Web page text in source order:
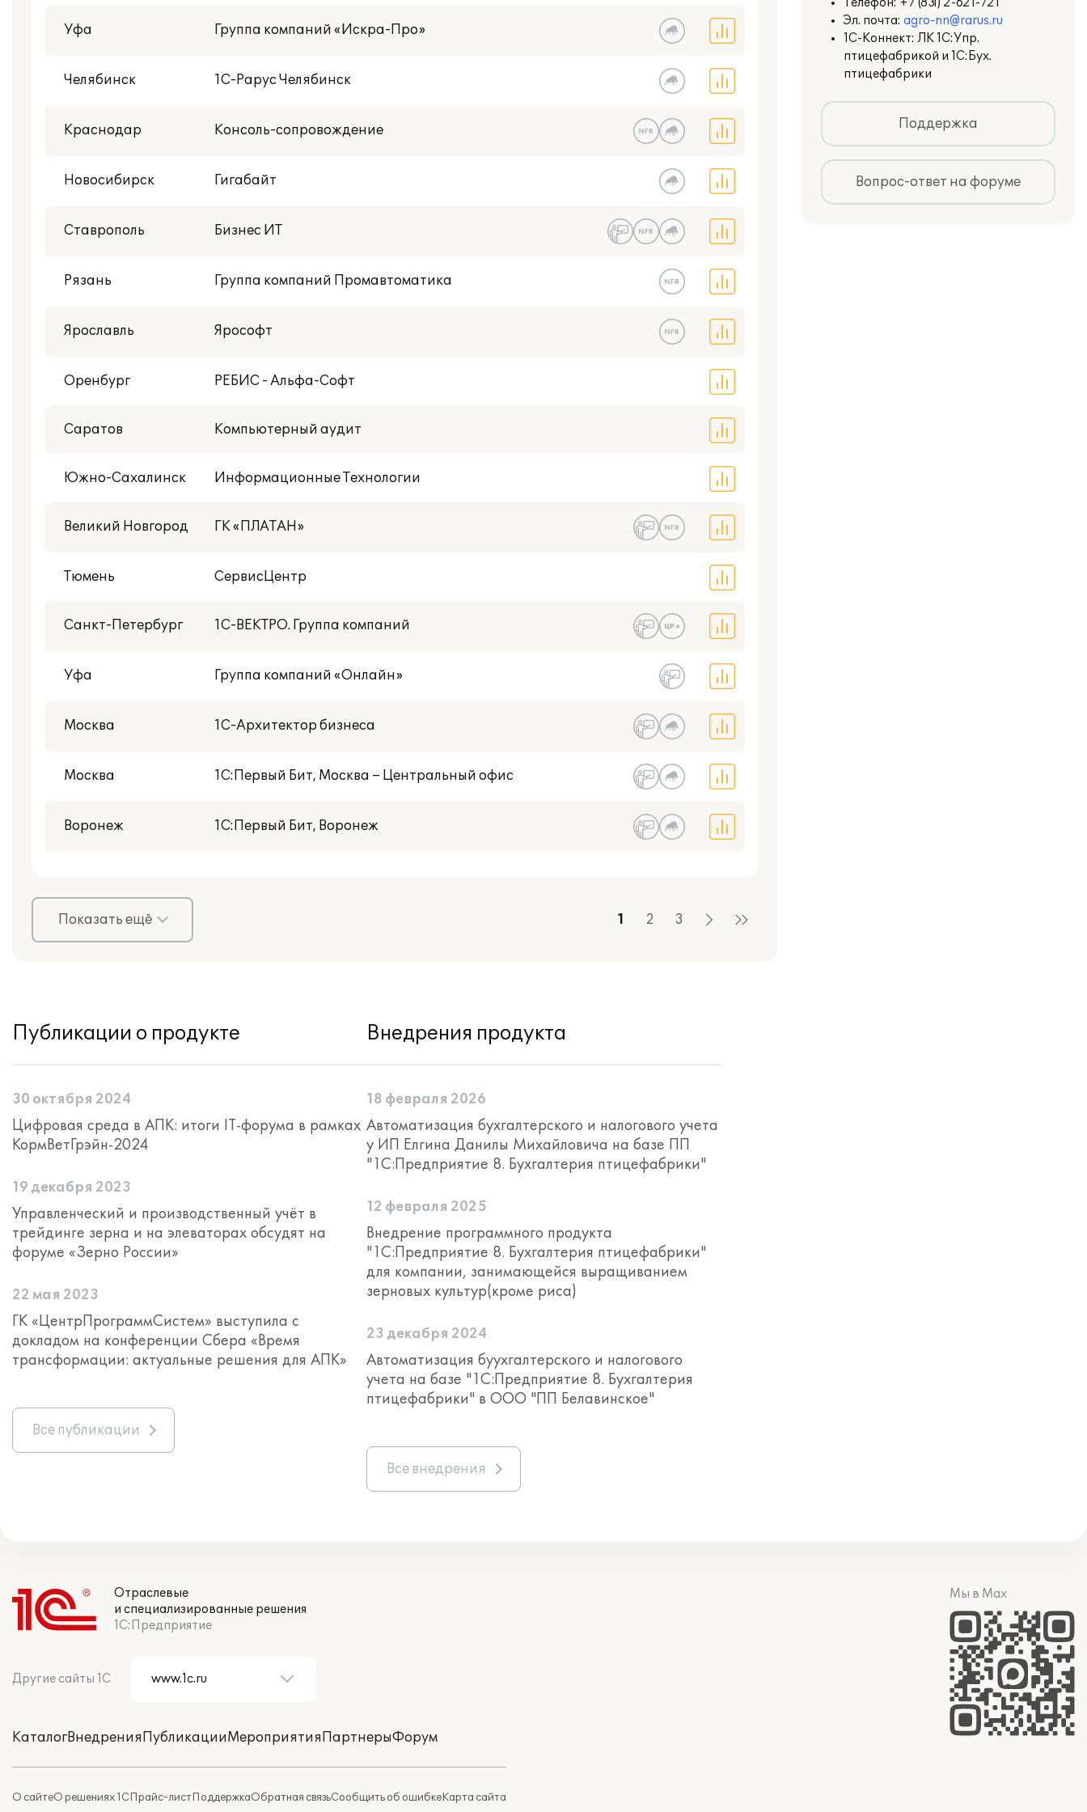
Уфа Группа компаний «Искра-Про»
Челябинск 1С-Рарус Челябинск
Краснодар Консоль-сопровождение
Новосибирск Гигабайт
Ставрополь Бизнес ИТ
Рязань Группа компаний Промавтоматика
Ярославль Ярософт
Оренбург РЕБИС - Альфа-Софт
Саратов Компьютерный аудит
Южно-Сахалинск Информационные Технологии
Великий Новгород ГК «ПЛАТАН»
Тюмень СервисЦентр
Санкт-Петербург 1С-ВЕКТРО. Группа компаний
Уфа Группа компаний «Онлайн»
Москва 1С-Архитектор бизнеса
Москва 1С:Первый Бит, Москва – Центральный офис
Воронеж 1С:Первый Бит, Воронеж
Показать ещё 1 2 3
Телефон: +7 (831) 2-621-721
Эл. почта: agro-nn@rarus.ru
1С-Коннект: ЛК 1С:Упр.
птицефабрикой и 1С:Бух.
птицефабрики
Поддержка
Вопрос-ответ на форуме
Публикации о продукте
30 октября 2024
Цифровая среда в АПК: итоги IT-форума в рамках
КормВетГрэйн-2024
19 декабря 2023
Управленческий и производственный учёт в
трейдинге зерна и на элеваторах обсудят на
форуме «Зерно России»
22 мая 2023
ГК «ЦентрПрограммСистем» выступила с
докладом на конференции Сбера «Время
трансформации: актуальные решения для АПК»
Все публикации
Внедрения продукта
18 февраля 2026
Автоматизация бухгалтерского и налогового учета
у ИП Елгина Данилы Михайловича на базе ПП
"1С:Предприятие 8. Бухгалтерия птицефабрики"
12 февраля 2025
Внедрение программного продукта
"1С:Предприятие 8. Бухгалтерия птицефабрики"
для компании, занимающейся выращиванием
зерновых культур(кроме риса)
23 декабря 2024
Автоматизация буухгалтерского и налогового
учета на базе "1С:Предприятие 8. Бухгалтерия
птицефабрики" в ООО "ПП Белавинское"
Все внедрения
Отраслевые
и специализированные решения
1С:Предприятие
Другие сайты 1С
КаталогВнедренияПубликацииМероприятияПартнерыФорум
О сайтеО решениях 1СПрайс-листПоддержкаОбратная связьСообщить об ошибкеКарта сайта
Мы в Max